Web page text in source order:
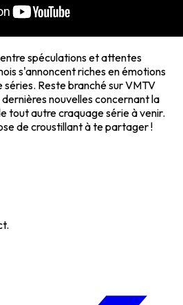
spéculations et attentes
s'annoncent riches en émotions
Reste branché sur VMTV
nouvelles concernant la
tout autre craquage série à venir.
de croustillant à te partager !